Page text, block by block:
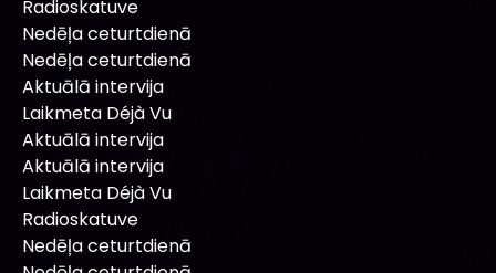
Radioskatuve
Nedēļa ceturtdienā
Nedēļa ceturtdienā
Aktuālā intervija
Laikmeta Déjà Vu
Aktuālā intervija
Aktuālā intervija
Laikmeta Déjà Vu
Radioskatuve
Nedēļa ceturtdienā